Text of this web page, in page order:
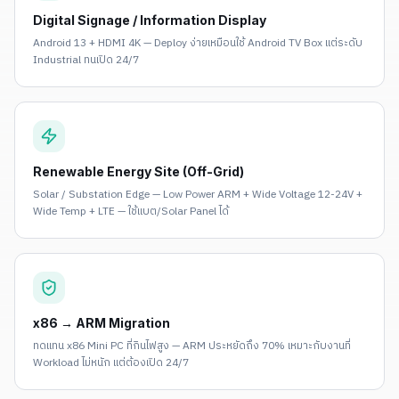
Digital Signage / Information Display
Android 13 + HDMI 4K — Deploy ง่ายเหมือนใช้ Android TV Box แต่ระดับ
Industrial ทนเปิด 24/7
Renewable Energy Site (Off-Grid)
Solar / Substation Edge — Low Power ARM + Wide Voltage 12-24V +
Wide Temp + LTE — ใช้แบต/Solar Panel ได้
x86 → ARM Migration
ทดแทน x86 Mini PC ที่กินไฟสูง — ARM ประหยัดถึง 70% เหมาะกับงานที่
Workload ไม่หนัก แต่ต้องเปิด 24/7